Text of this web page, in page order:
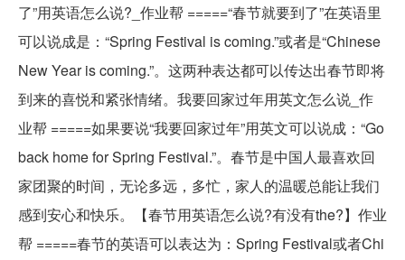
了”用英语怎么说?_作业帮 =====“春节就要到了”在英语里
可以说成是：“Spring Festival is coming.”或者是“Chinese
New Year is coming.”。这两种表达都可以传达出春节即将
到来的喜悦和紧张情绪。我要回家过年用英文怎么说_作
业帮 =====如果要说“我要回家过年”用英文可以说成：“Go
back home for Spring Festival.”。春节是中国人最喜欢回
家团聚的时间，无论多远，多忙，家人的温暖总能让我们
感到安心和快乐。【春节用英语怎么说?有没有the?】作业
帮 =====春节的英语可以表达为：Spring Festival或者Chi